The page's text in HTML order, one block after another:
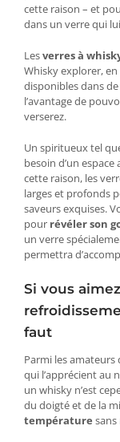
cette raison – et
dans un verre qui
Lesverres à
Whisky explorer, en
disponibles dans
l’avantage de
verserez.
Un spiritueux tel
besoin d’un
cette raison, les
larges et profonds
saveurs exquises.
pour révéler son
un verre
permettra
Si vous
faut
Parmi les amateurs
qui l’apprécient au
un whisky n’est
du doigté et de la
température